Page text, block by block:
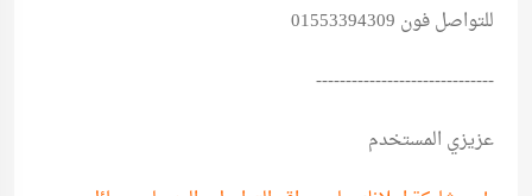
للتواصل فون 01553394309
------------------------------
عزيزي المستخدم